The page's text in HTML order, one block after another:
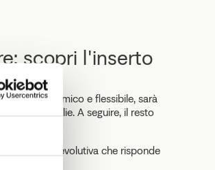
scopri l'inserto
design dinamico e flessibile, sarà
prime maniglie. A seguire, il resto
piattaforma evolutiva che risponde